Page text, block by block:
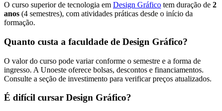
O curso superior de tecnologia em Design Gráfico tem duração de 2
anos (4 semestres), com atividades práticas desde o início da
formação.
Quanto custa a faculdade de Design Gráfico?
O valor do curso pode variar conforme o semestre e a forma de
ingresso. A Unoeste oferece bolsas, descontos e financiamentos.
Consulte a seção de investimento para verificar preços atualizados.
É difícil cursar Design Gráfico?